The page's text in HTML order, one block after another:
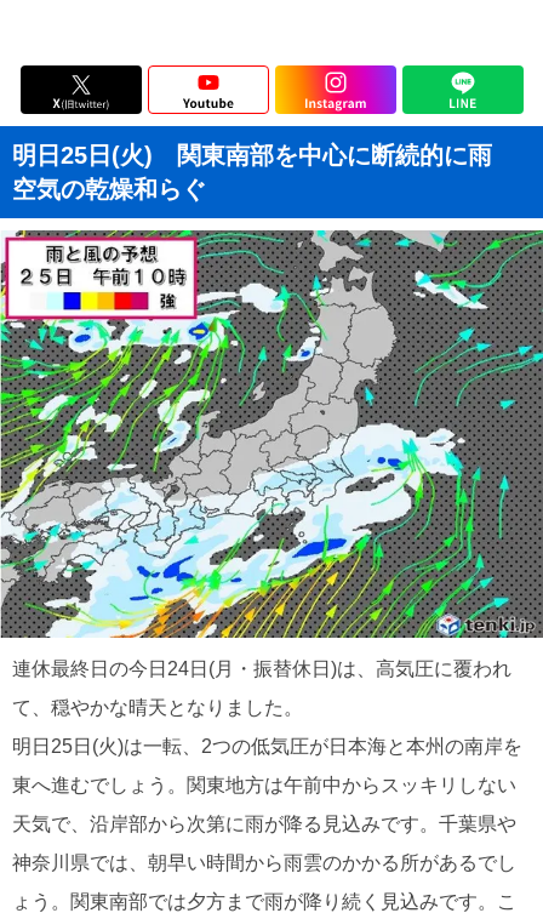
明日25日(火) 関東南部を中心に断続的に雨
空気の乾燥和らぐ
連休最終日の今日24日(月・振替休日)は、高気圧に覆われ
て、穏やかな晴天となりました。
明日25日(火)は一転、2つの低気圧が日本海と本州の南岸を
東へ進むでしょう。関東地方は午前中からスッキリしない
天気で、沿岸部から次第に雨が降る見込みです。千葉県や
神奈川県では、朝早い時間から雨雲のかかる所があるでし
ょう。関東南部では夕方まで雨が降り続く見込みです。こ